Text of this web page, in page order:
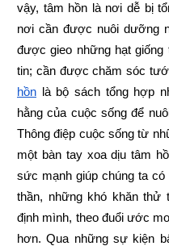
vậy, tâm hồn là nơi dễ bị
nơi cần được nuôi dưỡng
được gieo những hạt giống
tin; cần được chăm sóc
hồn là bộ sách tổng hợp
hằng của cuộc sống để
Thông điệp cuộc sống từ
một bàn tay xoa dịu tâm
sức mạnh giúp chúng ta
thần, những khó khăn thử
định mình, theo đuổi ước
hơn. Qua những sự kiện